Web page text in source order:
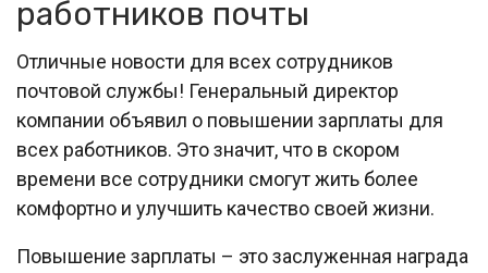
работников почты
Отличные новости для всех сотрудников
почтовой службы! Генеральный директор
компании объявил о повышении зарплаты для
всех работников. Это значит, что в скором
времени все сотрудники смогут жить более
комфортно и улучшить качество своей жизни.
Повышение зарплаты – это заслуженная награда